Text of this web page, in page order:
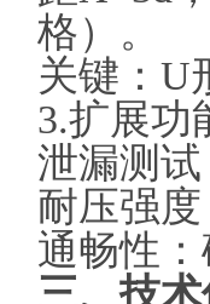
格）‌。
关键‌：U
3.扩展功
泄漏测
耐压强
通畅性‌
三、技